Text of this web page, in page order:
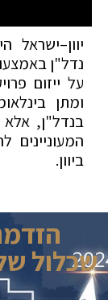
נדל"ן
על ייזום
ומתן
בנדל"ן,
המעוניינים
ביוון.
שכלול